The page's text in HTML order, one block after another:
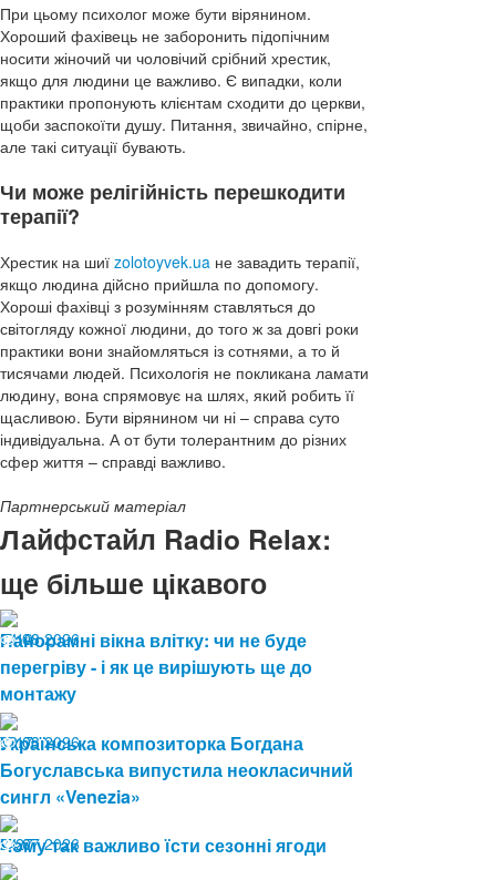
При цьому психолог може бути вірянином.
Хороший фахівець не заборонить підопічним
носити жіночий чи чоловічий срібний хрестик,
якщо для людини це важливо. Є випадки, коли
практики пропонують клієнтам сходити до церкви,
щоби заспокоїти душу. Питання, звичайно, спірне,
але такі ситуації бувають.
Чи може релігійність перешкодити
терапії?
Хрестик на шиї zolotoyvek.ua не завадить терапії,
якщо людина дійсно прийшла по допомогу.
Хороші фахівці з розумінням ставляться до
світогляду кожної людини, до того ж за довгі роки
практики вони знайомляться із сотнями, а то й
тисячами людей. Психологія не покликана ламати
людину, вона спрямовує на шлях, який робить її
щасливою. Бути вірянином чи ні – справа суто
індивідуальна. А от бути толерантним до різних
сфер життя – справді важливо.
Партнерський матеріал
Лайфстайл Radio Relax:
ще більше цікавого
04.08.2026
10
Панорамні вікна влітку: чи не буде
перегріву - і як це вирішують ще до
монтажу
03.08.2026
17
Українська композиторка Богдана
Богуславська випустила неокласичний
сингл «Venezia»
24.07.2026
27
Чому так важливо їсти сезонні ягоди